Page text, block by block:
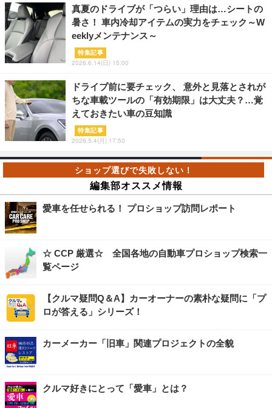
真夏のドライブが「つらい」理由は…シートの
暑さ！ 車内冷却アイテムの実力をチェック～W
eeklyメンテナンス～
特集記事
2026.6.14(日) 15:00
ドライブ前に要チェック、 意外と見落とされが
ちな車載ツールの「有効期限」は大丈夫？…覚
えておきたい車の豆知識
特集記事
2026.5.4(月) 17:50
編集部オススメ情報
愛車を任せられる！ プロショップ訪問レポート
☆ CCP 厳選☆ 全国各地の自動車プロショップ検索一
覧ページ
【クルマ疑問Q＆A】カーオーナーの素朴な疑問に「プ
ロが答える」シリーズ！
カーメーカー「旧車」関連プロジェクトの全貌
クルマ好きにとって「愛車」とは？